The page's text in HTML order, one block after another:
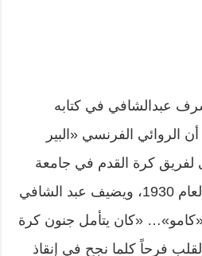
عبدالشافي في كتابه
الروائي الفرنسي «البير
كرة القدم في جامعة
وهران في الجزائر في العام 1930، ويضيف عبد الشافي
«كامو»… «كان يتأمل جنون كرة
فرحاً كلما نجح في إنقاذ